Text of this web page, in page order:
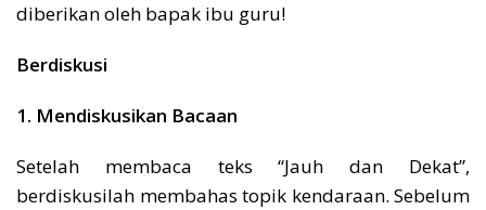
diberikan oleh bapak ibu guru!
Berdiskusi
1. Mendiskusikan Bacaan
Setelah membaca teks “Jauh dan Dekat”,
berdiskusilah membahas topik kendaraan. Sebelum